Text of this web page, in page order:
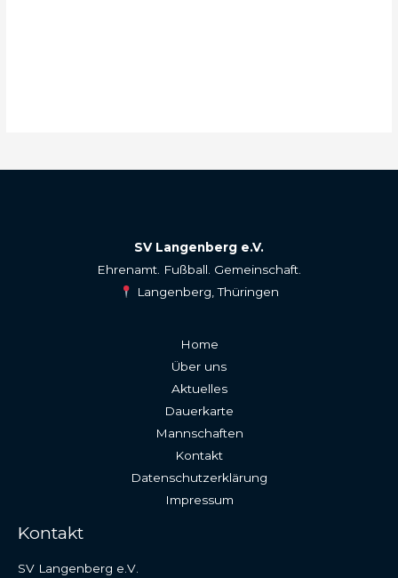
SV Langenberg e.V.
Ehrenamt. Fußball. Gemeinschaft.
Langenberg, Thüringen
Home
Über uns
Aktuelles
Dauerkarte
Mannschaften
Kontakt
Datenschutzerklärung
Impressum
Kontakt
SV Langenberg e.V.